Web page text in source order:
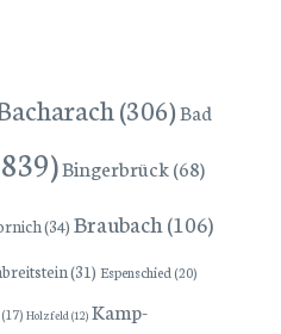
(306)Bad
Bingerbrück(68)
(34) Braubach(106)
(31) Espenschied(20)
(17) Holzfeld(12) Kamp-